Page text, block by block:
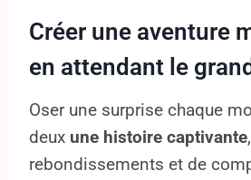
Créer une aventure
en attendant le
Oser une surprise chaque
deux une histoire captivante
rebondissements et de